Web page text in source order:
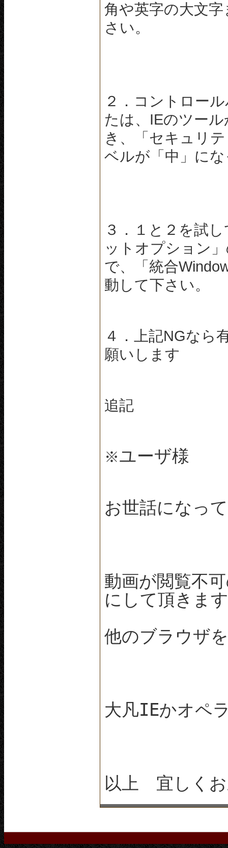
角や英字の大文
さい。
２．コントロー
たは、IEのツー
き、「セキュリ
ベルが「中」に
３．１と２を試
ットオプション
で、「統合
動して下さい。
４．上記NGなら
願いします
追記
※ユーザ様
お世話になっ
動画が閲覧不
にして頂きま
他のブラウザ
大凡IEかオペ
以上 宜しく